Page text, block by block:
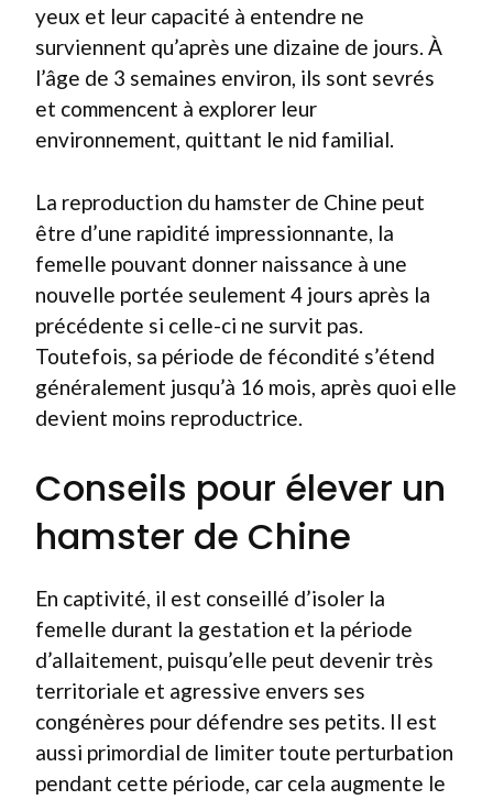
yeux et leur capacité à entendre ne
surviennent qu’après une dizaine de jours. À
l’âge de 3 semaines environ, ils sont sevrés
et commencent à explorer leur
environnement, quittant le nid familial.
La reproduction du hamster de Chine peut
être d’une rapidité impressionnante, la
femelle pouvant donner naissance à une
nouvelle portée seulement 4 jours après la
précédente si celle-ci ne survit pas.
Toutefois, sa période de fécondité s’étend
généralement jusqu’à 16 mois, après quoi elle
devient moins reproductrice.
Conseils pour élever un
hamster de Chine
En captivité, il est conseillé d’isoler la
femelle durant la gestation et la période
d’allaitement, puisqu’elle peut devenir très
territoriale et agressive envers ses
congénères pour défendre ses petits. Il est
aussi primordial de limiter toute perturbation
pendant cette période, car cela augmente le